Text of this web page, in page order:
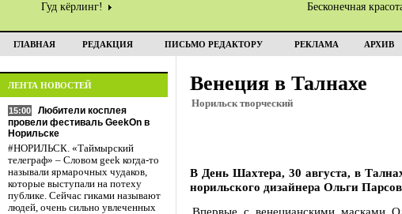
Гуд кёрлинг! Бесконечная
ГЛАВНАЯ РЕДАКЦИЯ ПИСЬМО РЕДАКТОРУ РЕКЛАМА АРХИВ
ЛЕНТА НОВОСТЕЙ
15:00
Любители косплея
провели фестиваль GeekOn в
Норильске
#НОРИЛЬСК. «Таймырский
телеграф» – Словом geek когда-то
называли ярмарочных чудаков,
которые выступали на потеху
публике. Сейчас гиками называют
людей, очень сильно увлеченных
Венеция в Талнахе
Норильск творческий
В День Шахтера, 30 августа, в
норильского дизайнера Ольги
Впервые с венецианскими масками